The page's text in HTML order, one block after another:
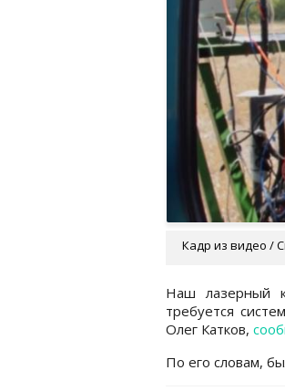
Кадр из видео /
Наш лазерный
требуется
Олег Катков,
По его словам,